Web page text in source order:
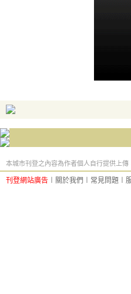
本城市刊登之內容為作者個人自行提供上傳
刊登網站廣告 關於我們 常見問題